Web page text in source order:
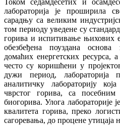
лабораторија је проширила
сарадњу са великим
том периоду уведене су
горива и испитивање њихових
обезбеђена поуздана
домаћих енергетских ресурса,
често су коришћени у
дужи период, лабораторија
аналитичку лабораторију
чврстог горива, са
биогорива. Улога лабораторије
квалитета горива, преко
сагоревања, до процене утицаја